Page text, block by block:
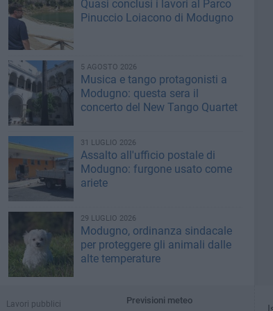
Quasi conclusi i lavori al Parco
Pinuccio Loiacono di Modugno
5 AGOSTO 2026
Musica e tango protagonisti a
Modugno: questa sera il
concerto del New Tango Quartet
31 LUGLIO 2026
Assalto all'ufficio postale di
Modugno: furgone usato come
ariete
29 LUGLIO 2026
Modugno, ordinanza sindacale
per proteggere gli animali dalle
alte temperature
Lavori pubblici Previsioni meteo